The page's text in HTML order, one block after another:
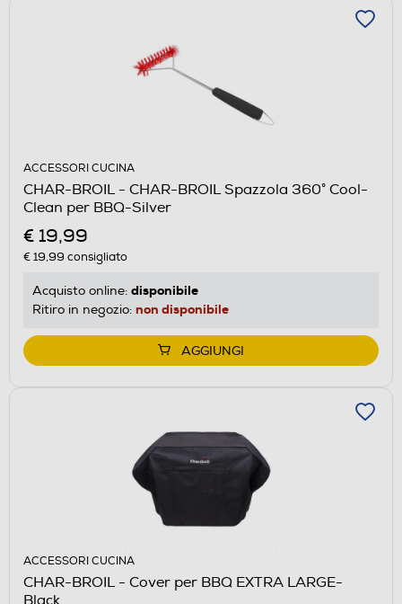
ACCESSORI CUCINA
CHAR-BROIL - CHAR-BROIL Spazzola 360° Cool-
Clean per BBQ-Silver
€ 19,99
€ 19,99 consigliato
Acquisto online: disponibile
Ritiro in negozio: non disponibile
AGGIUNGI
ACCESSORI CUCINA
CHAR-BROIL - Cover per BBQ EXTRA LARGE-
Black